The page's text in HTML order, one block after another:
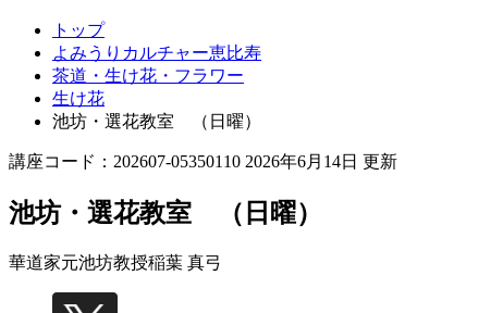
トップ
よみうりカルチャー恵比寿
茶道・生け花・フラワー
生け花
池坊・選花教室 （日曜）
講座コード：202607-05350110 2026年6月14日 更新
池坊・選花教室 （日曜）
華道家元池坊教授稲葉 真弓